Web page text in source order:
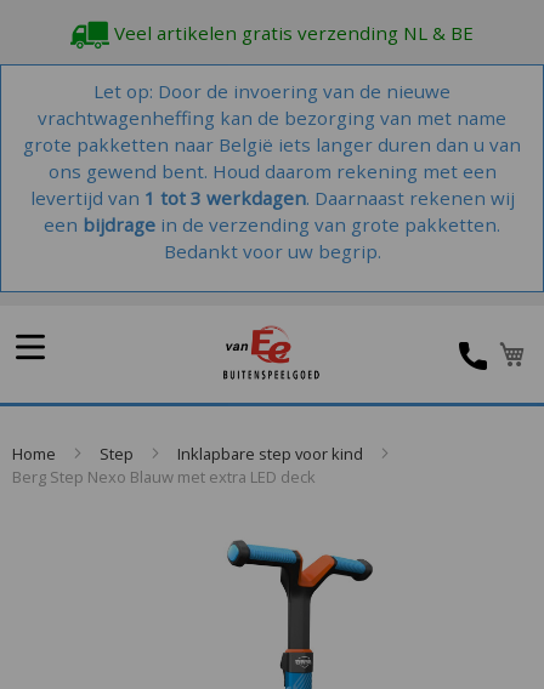
Veel artikelen gratis verzending NL & BE
Let op: Door de invoering van de nieuwe
vrachtwagenheffing kan de bezorging van met name
grote pakketten naar België iets langer duren dan u van
ons gewend bent. Houd daarom rekening met een
levertijd van 1 tot 3 werkdagen. Daarnaast rekenen wij
een bijdrage in de verzending van grote pakketten.
Bedankt voor uw begrip.
Home Step
Inklapbare step voor kind
Berg Step Nexo Blauw met extra LED deck